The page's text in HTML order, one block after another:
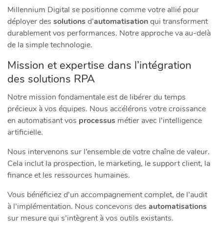
Millennium Digital se positionne comme votre allié pour
déployer des solutionsd’automatisationqui transforment
durablement vos performances. Notre approche va au-delà
de la simple technologie.
Mission et expertise dans l’intégration
des solutions RPA
Notre mission fondamentale est de libérer du temps
précieux à vos équipes. Nous accélérons votre croissance
en automatisant vos processus métier avec l’intelligence
artificielle.
Nous intervenons sur l’ensemble de votre chaîne de valeur.
Cela inclut la prospection, le marketing, le support client, la
finance et les ressources humaines.
Vous bénéficiez d’un accompagnement complet, de l’audit
à l’implémentation. Nous concevons des automatisations
sur mesure qui s’intègrent à vos outils existants.